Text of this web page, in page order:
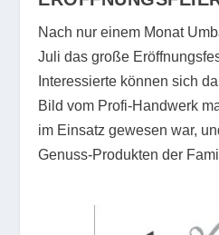
Nach nur einem Monat
Juli das große
Interessierte können sich
Bild vom Profi-Handwerk
im Einsatz gewesen war,
Genuss-Produkten der